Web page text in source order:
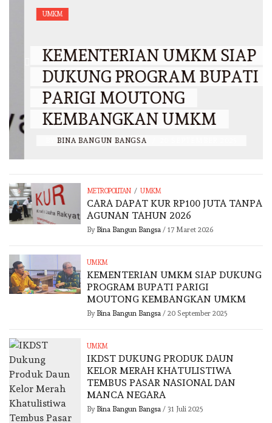
UMKM
KEMENTERIAN UMKM SIAP
DUKUNG PROGRAM BUPATI
PARIGI MOUTONG
KEMBANGKAN UMKM
BINA BANGUN BANGSA / 20 SEPTEMBER 2025
METROPOLITAN / UMKM
CARA DAPAT KUR RP100 JUTA TANPA
AGUNAN TAHUN 2026
By Bina Bangun Bangsa/ 17 Maret 2026
UMKM
KEMENTERIAN UMKM SIAP DUKUNG
PROGRAM BUPATI PARIGI
MOUTONG KEMBANGKAN UMKM
By Bina Bangun Bangsa/ 20 September 2025
UMKM
IKDST DUKUNG PRODUK DAUN
KELOR MERAH KHATULISTIWA
TEMBUS PASAR NASIONAL DAN
MANCA NEGARA
By Bina Bangun Bangsa/ 31 Juli 2025